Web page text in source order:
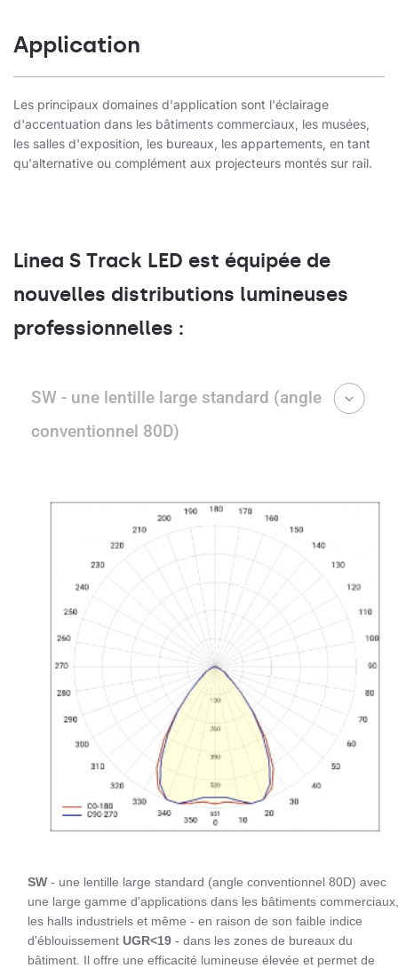
Application
Les principaux domaines d'application sont l'éclairage
d'accentuation dans les bâtiments commerciaux, les musées,
les salles d'exposition, les bureaux, les appartements, en tant
qu'alternative ou complément aux projecteurs montés sur rail.
Linea S Track LED est équipée de
nouvelles distributions lumineuses
professionnelles :
SW - une lentille large standard (angle
conventionnel 80D)
SW - une lentille large standard (angle conventionnel 80D) avec
une large gamme d'applications dans les bâtiments commerciaux,
les halls industriels et même - en raison de son faible indice
d'éblouissement UGR<19 - dans les zones de bureaux du
bâtiment. Il offre une efficacité lumineuse élevée et permet de